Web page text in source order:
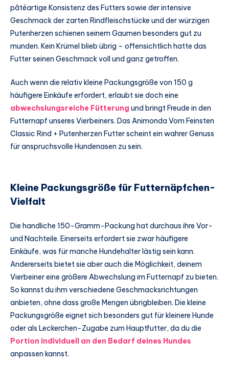
pâtéartige Konsistenz des Futters sowie der intensive
Geschmack der zarten Rindfleischstücke und der würzigen
Putenherzen schienen seinem Gaumen besonders gut zu
munden. Kein Krümel blieb übrig – offensichtlich hatte das
Futter seinen Geschmack voll und ganz getroffen.
Auch wenn die relativ kleine Packungsgröße von 150 g
häufigere Einkäufe erfordert, erlaubt sie doch eine
abwechslungsreiche Fütterung und bringt Freude in den
Futternapf unseres Vierbeiners. Das Animonda Vom Feinsten
Classic Rind + Putenherzen Futter scheint ein wahrer Genuss
für anspruchsvolle Hundenasen zu sein.
Kleine Packungsgröße für Futternäpfchen-
Vielfalt
Die handliche 150-Gramm-Packung hat durchaus ihre Vor-
und Nachteile. Einerseits erfordert sie zwar häufigere
Einkäufe, was für manche Hundehalter lästig sein kann.
Andererseits bietet sie aber auch die Möglichkeit, deinem
Vierbeiner eine größere Abwechslung im Futternapf zu bieten.
So kannst du ihm verschiedene Geschmacksrichtungen
anbieten, ohne dass große Mengen übrigbleiben. Die kleine
Packungsgröße eignet sich besonders gut für kleinere Hunde
oder als Leckerchen-Zugabe zum Hauptfutter, da du die
Portion individuell an den Bedarf deines Hundes
anpassen kannst.